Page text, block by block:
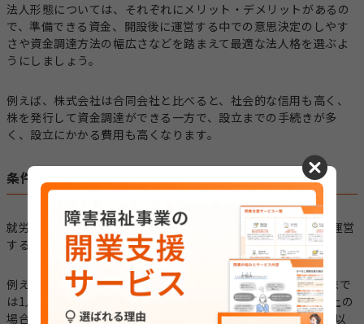
法人形態については、それぞれにメリット・デメリットがあるの
で、準備できる資金、開設後に運営する中での意思決定のしやす
さや資金調達方法の幅広さなどを踏まえて最適な法人格を選ぶよ
うにしましょう。
例えば、株式会社は合同会社と比べると、社会的な信用も高く、
株を発行して資金調達ができる一方で、設立までの手続きが多
く、設立にかかる費用も高くなります。
条件2：人員基準を満たす
就労継続支援B型の人員基準には、就労継続支援B型を開設・運営
する上で必要な職種や配置人数が定められています。
例えば、サービス管理責任者は前年度の平均利用者数が60人まで
は1人以上（うち少なくとも1人は常勤）、利用者数が61人以上の
場合は1人（常勤）に加え、61人目以降の利用者に対して40:1以
cancel